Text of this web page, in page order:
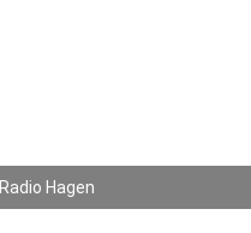
Radio Hagen